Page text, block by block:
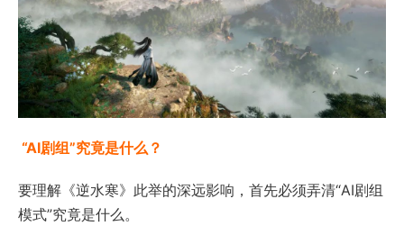
“AI剧组”究竟是什么？
要理解《逆水寒》此举的深远影响，首先必须弄清“AI剧组
模式”究竟是什么。